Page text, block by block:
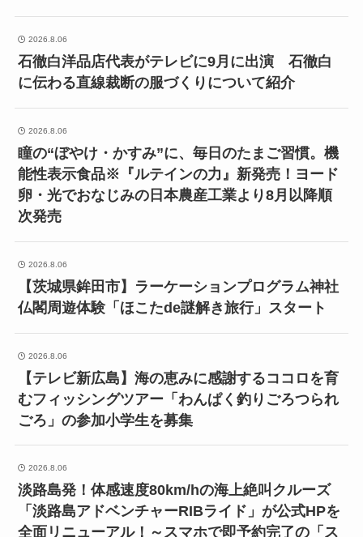
2026.8.06
石徹白洋品店代表がテレビに9月に出演 石徹白
に伝わる直線裁断の服づくりについて紹介
2026.8.06
瞳の“ぼやけ・かすみ”に、毎日のたまご習慣。機
能性表示食品※『ルテインの力』新発売！ヨード
卵・光でおなじみの日本農産工業より8月以降順
次発売
2026.8.06
【茨城県鉾田市】ラーケーションプログラム神社
仏閣周遊体験「ほこたde謎解き旅行」スタート
2026.8.06
【テレビ新広島】海の恵みに感謝するココロを育
むフィッシングツアー「わんぱく釣りごろつられ
ごろ」の参加小学生を募集
2026.8.06
淡路島発！体感速度80km/hの海上絶叫クルーズ
「淡路島アドベンチャーRIBライド」が公式HPを
全面リニューアル！～スマホで即予約完了の「ス